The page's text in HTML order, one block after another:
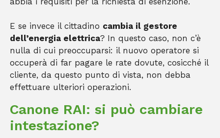
E se invece il cittadino cambia il gestore
dell’energia elettrica? In questo caso, non c’è
nulla di cui preoccuparsi: il nuovo operatore si
occuperà di far pagare le rate dovute, cosicché il
cliente, da questo punto di vista, non debba
effettuare ulteriori operazioni.
Canone RAI: si può cambiare
intestazione?